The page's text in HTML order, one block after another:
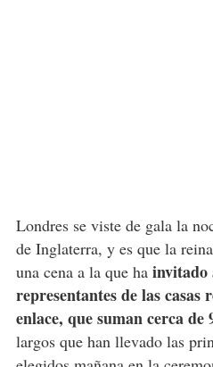
Londres se viste de gala la
de Inglaterra, y es que la
una cena a la que ha invitado
representantes de las casas
enlace, que suman cerca de
largos que han llevado las